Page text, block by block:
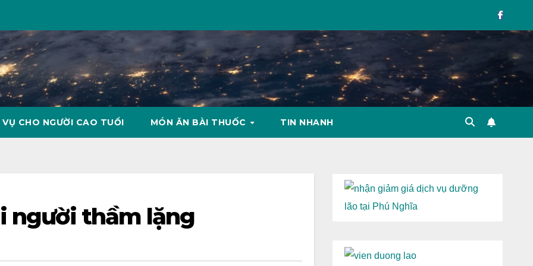
VỤ CHO NGƯỜI CAO TUỔI MÓN ĂN BÀI THUỐC TIN NHANH
người thầm lặng